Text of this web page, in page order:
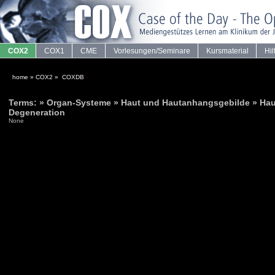
COX2 COX1 CME Vorlesungen/Seminare Kursmaterial
home » COX2 » COXDB ·
Terms: » Organ-Systeme » Haut und Hautanhangsgebilde »
Degeneration
None